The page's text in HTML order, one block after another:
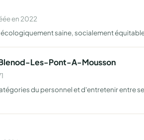
en 2022
saine, socialement
Blenod-Les-Pont-A-Mousson
du personnel et d'entretenir entre